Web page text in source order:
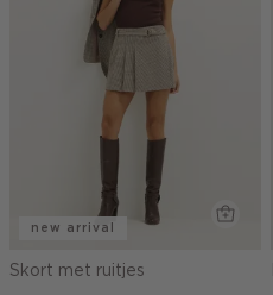
new arrival
Skort met ruitjes